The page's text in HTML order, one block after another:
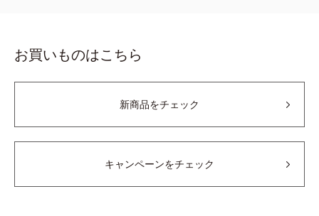
お買いものはこちら
新商品をチェック
キャンペーンをチェック